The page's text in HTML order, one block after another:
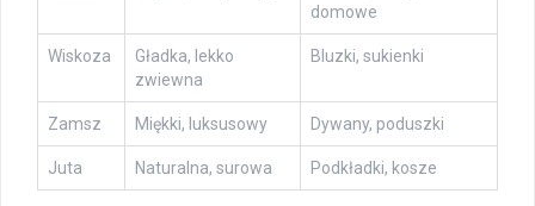
domowe
Wiskoza
Gładka, lekko
zwiewna
Bluzki, sukienki
Zamsz Miękki, luksusowy Dywany, poduszki
Juta Naturalna, surowa Podkładki, kosze